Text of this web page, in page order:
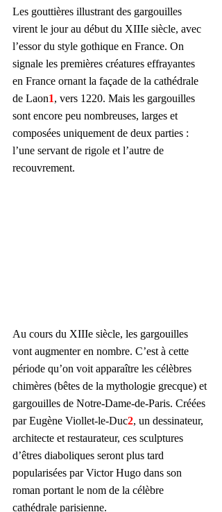
Les gouttières illustrant des gargouilles
virent le jour au début du XIIIe siècle, avec
l’essor du style gothique en France. On
signale les premières créatures effrayantes
en France ornant la façade de la cathédrale
de Laon1, vers 1220. Mais les gargouilles
sont encore peu nombreuses, larges et
composées uniquement de deux parties :
l’une servant de rigole et l’autre de
recouvrement.
Au cours du XIIIe siècle, les gargouilles
vont augmenter en nombre. C’est à cette
période qu’on voit apparaître les célèbres
chimères (bêtes de la mythologie grecque) et
gargouilles de Notre-Dame-de-Paris. Créées
par Eugène Viollet-le-Duc2, un dessinateur,
architecte et restaurateur, ces sculptures
d’êtres diaboliques seront plus tard
popularisées par Victor Hugo dans son
roman portant le nom de la célèbre
cathédrale parisienne.